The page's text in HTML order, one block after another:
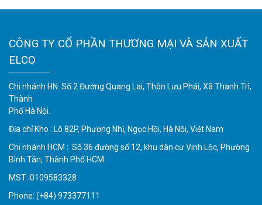
CÔNG TY CỔ PHẦN THƯƠNG MẠI VÀ SẢN XUẤT
ELCO
Chi nhánh HN: Số 2 Đường Quang Lai, Thôn Lưu Phái, Xã Thanh Trì,
Thành
Phố Hà Nội.
Địa chỉ Kho : Lô 82P, Phương Nhị, Ngọc Hồi, Hà Nội, Việt Nam
Chi nhánh HCM : Số 36 đường số 12, khu dân cư Vinh Lộc, Phường
Bình Tân, Thành Phố HCM
MST: 0109583328
Phone: (+84) 973377111